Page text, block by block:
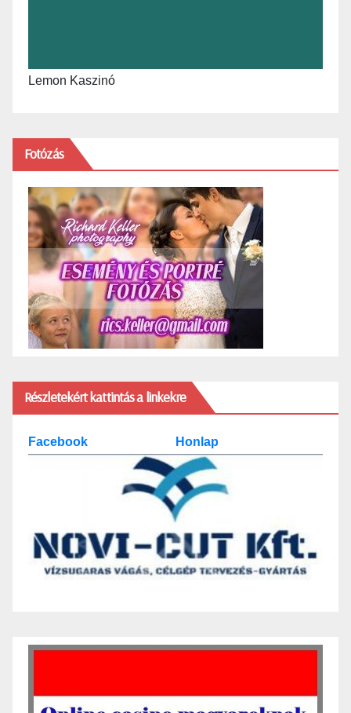
Lemon Kaszinó
Fotózás
Részletekért kattintás a linkekre
Facebook Honlap